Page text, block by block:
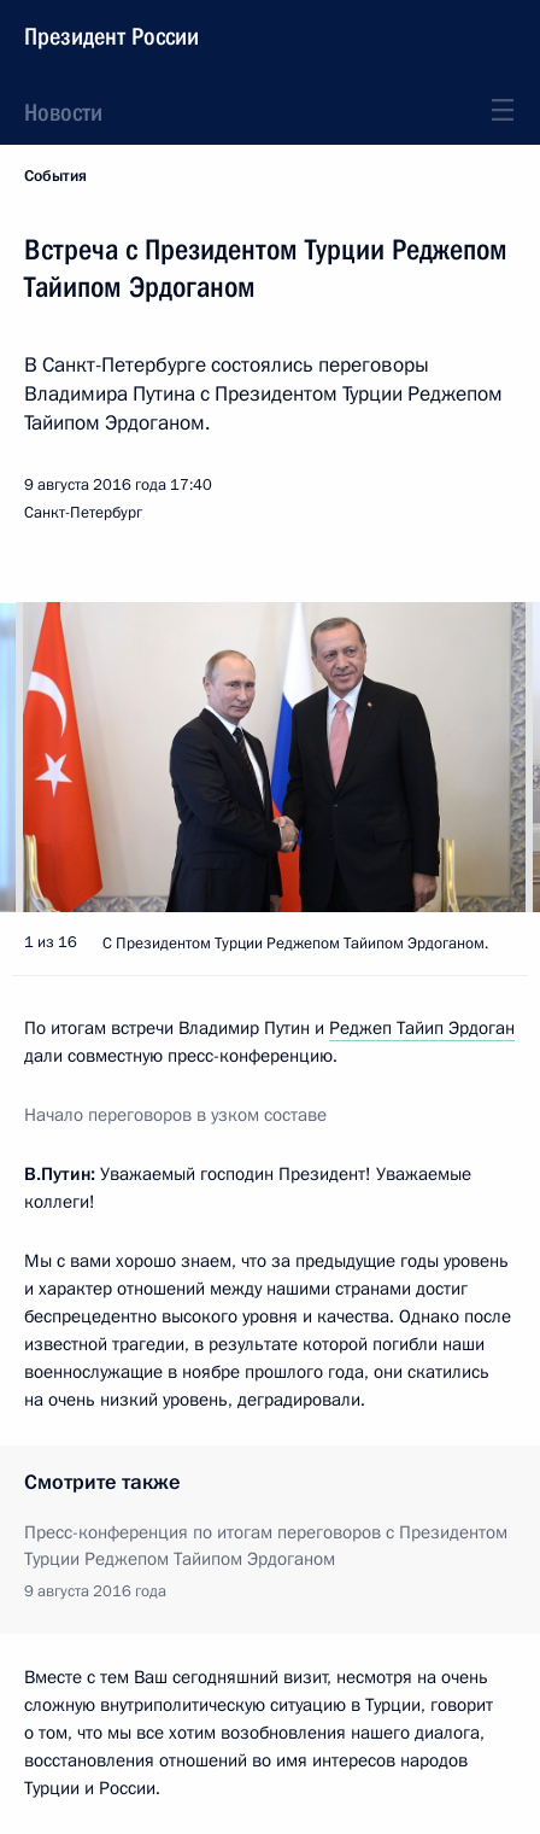
Президент России
Новости
События
Встреча с Президентом Турции Реджепом
Тайипом Эрдоганом
В Санкт-Петербурге состоялись переговоры
Владимира Путина с Президентом Турции Реджепом
Тайипом Эрдоганом.
9 августа 2016 года 17:40
Санкт-Петербург
1 из 16 С Президентом Турции Реджепом Тайипом Эрдоганом.
По итогам встречи Владимир Путин и Реджеп Тайип Эрдоган
дали совместную пресс-конференцию.
Начало переговоров в узком составе
В.Путин: Уважаемый господин Президент! Уважаемые
коллеги!
Мы с вами хорошо знаем, что за предыдущие годы уровень
и характер отношений между нашими странами достиг
беспрецедентно высокого уровня и качества. Однако после
известной трагедии, в результате которой погибли наши
военнослужащие в ноябре прошлого года, они скатились
на очень низкий уровень, деградировали.
Смотрите также
Пресс-конференция по итогам переговоров с Президентом
Турции Реджепом Тайипом Эрдоганом
9 августа 2016 года
Вместе с тем Ваш сегодняшний визит, несмотря на очень
сложную внутриполитическую ситуацию в Турции, говорит
о том, что мы все хотим возобновления нашего диалога,
восстановления отношений во имя интересов народов
Турции и России.